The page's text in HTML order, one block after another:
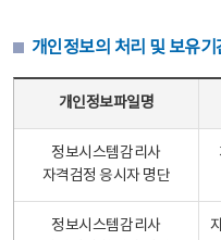
개인정보의 처리 및 보유기
개인정보파일명
정보시스템감리사
자격검정 응시자 명단
정보시스템감리사